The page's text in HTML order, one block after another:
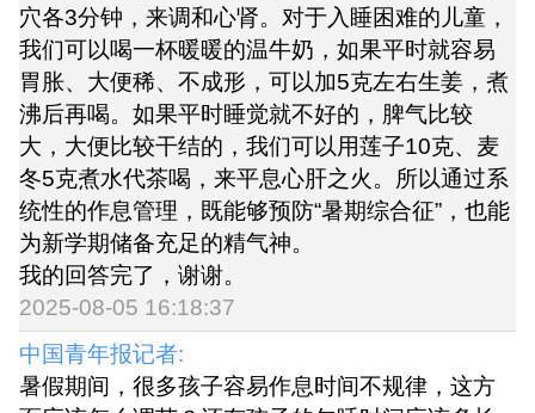
穴各3分钟，来调和心肾。对于入睡困难的儿童，
我们可以喝一杯暖暖的温牛奶，如果平时就容易
胃胀、大便稀、不成形，可以加5克左右生姜，煮
沸后再喝。如果平时睡觉就不好的，脾气比较
大，大便比较干结的，我们可以用莲子10克、麦
冬5克煮水代茶喝，来平息心肝之火。所以通过系
统性的作息管理，既能够预防“暑期综合征”，也能
为新学期储备充足的精气神。
我的回答完了，谢谢。
2025-08-05 16:18:37
中国青年报记者:
暑假期间，很多孩子容易作息时间不规律，这方